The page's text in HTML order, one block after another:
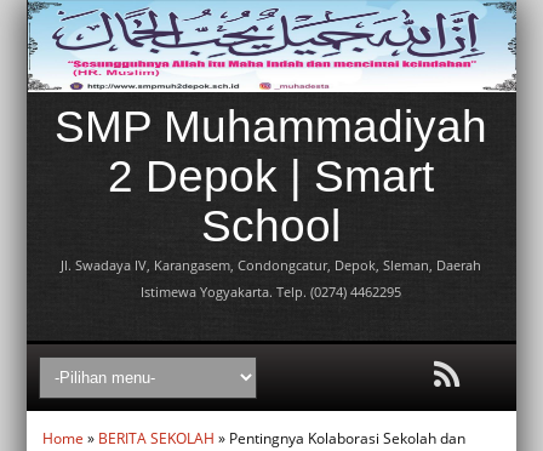
SMP Muhammadiyah
2 Depok | Smart
School
Jl. Swadaya IV, Karangasem, Condongcatur, Depok, Sleman, Daerah
Istimewa Yogyakarta. Telp. (0274) 4462295
Home » BERITA SEKOLAH » Pentingnya Kolaborasi Sekolah dan